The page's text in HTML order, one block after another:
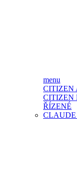
menu
CITIZEN
CITIZEN
ŘÍZENÉ